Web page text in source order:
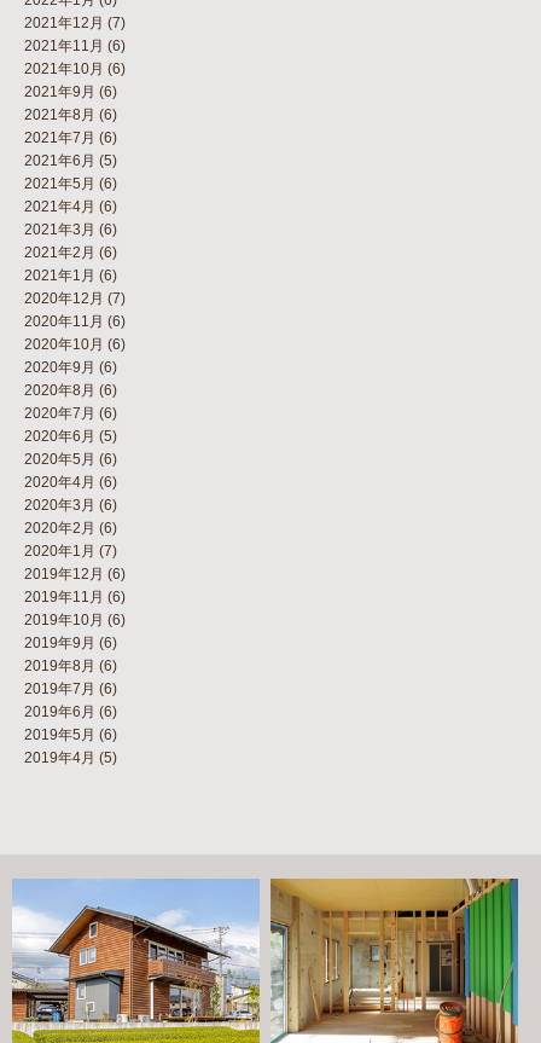
2021年12月 (7)
2021年11月 (6)
2021年10月 (6)
2021年9月 (6)
2021年8月 (6)
2021年7月 (6)
2021年6月 (5)
2021年5月 (6)
2021年4月 (6)
2021年3月 (6)
2021年2月 (6)
2021年1月 (6)
2020年12月 (7)
2020年11月 (6)
2020年10月 (6)
2020年9月 (6)
2020年8月 (6)
2020年7月 (6)
2020年6月 (5)
2020年5月 (6)
2020年4月 (6)
2020年3月 (6)
2020年2月 (6)
2020年1月 (7)
2019年12月 (6)
2019年11月 (6)
2019年10月 (6)
2019年9月 (6)
2019年8月 (6)
2019年7月 (6)
2019年6月 (6)
2019年5月 (6)
2019年4月 (5)